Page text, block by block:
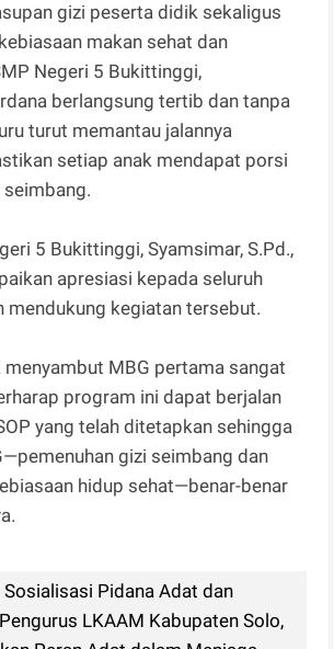
gizi peserta didik sekaligus
makan sehat dan
Negeri 5 Bukittinggi,
berlangsung tertib dan tanpa
turut memantau jalannya
setiap anak mendapat porsi
seimbang.
5 Bukittinggi, Syamsimar, S.Pd.,
apresiasi kepada seluruh
mendukung kegiatan tersebut.
menyambut MBG pertama sangat
program ini dapat berjalan
yang telah ditetapkan sehingga
gizi seimbang dan
hidup sehat—benar-benar
Sosialisasi Pidana Adat dan
LKAAM Kabupaten Solo,